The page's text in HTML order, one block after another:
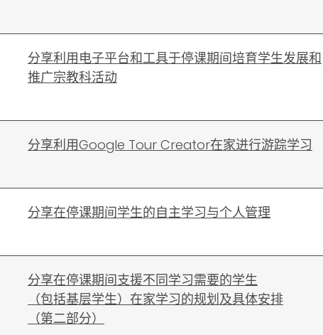
分享利用电子平台和工具于停课期间培育学生发展和
推广宗教科活动
分享利用Google Tour Creator在家进行游踪学习
分享在停课期间学生的自主学习与个人管理
分享在停课期间支援不同学习需要的学生
（包括基层学生）在家学习的规划及具体安排
（第二部分）